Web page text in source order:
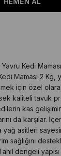
Kedi
Maması 2 Kg,
için özel
kaliteli tavuk
kas
da karşılar.
asitleri
sağlığını
dengeli